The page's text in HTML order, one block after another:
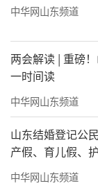
揭牌仪
CI学术期刊
析》专题讲
主编、副主
引论文创作
等维度，系
享实用技巧
中华网山东频道
两会解读 | 重磅
一时间读
中华网山东频道
山东结婚登记公
产假、育儿假、
中华网山东频道